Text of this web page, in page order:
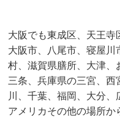
大阪でも東成区、天王寺
大阪市、八尾市、寝屋川
村、滋賀県膳所、大津、
三条、兵庫県の三宮、西
川、千葉、福岡、大分、
アメリカその他の場所か